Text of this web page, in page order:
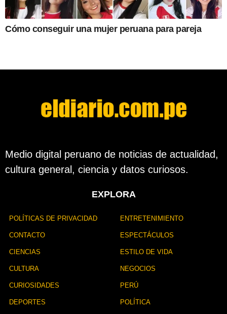
Cómo conseguir una mujer peruana para pareja
Medio digital peruano de noticias de actualidad,
cultura general, ciencia y datos curiosos.
EXPLORA
POLÍTICAS DE PRIVACIDAD
CONTACTO
CIENCIAS
CULTURA
CURIOSIDADES
DEPORTES
ENTRETENIMIENTO
ESPECTÁCULOS
ESTILO DE VIDA
NEGOCIOS
PERÚ
POLÍTICA